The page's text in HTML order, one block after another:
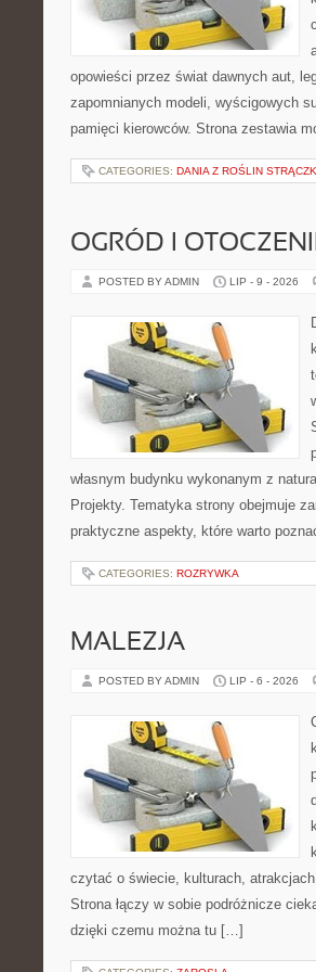
opowieści przez świat dawnych aut,
zapomnianych modeli, wyścigowych
pamięci kierowców. Strona zestawia
CATEGORIES: DANIA Z ROŚLIN
OGRÓD I
POSTED BY ADMIN LIP - 9 - 2026
własnym budynku wykonanym z
Projekty. Tematyka strony obejmuje
praktyczne aspekty, które warto
CATEGORIES: ROZRYWKA
MALEZJA
POSTED BY ADMIN LIP - 6 - 2026
czytać o świecie, kulturach,
Strona łączy w sobie podróżnicze
dzięki czemu można tu […]